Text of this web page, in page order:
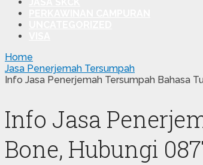
Home
Jasa Penerjemah Tersumpah
Info Jasa Penerjemah Tersumpah Bahasa
Info Jasa
Bone, Hubungi